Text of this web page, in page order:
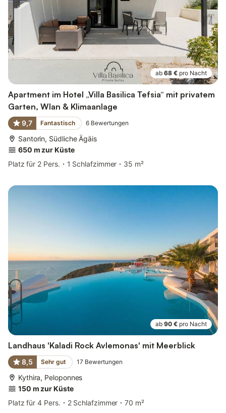
ab 68 € pro Nacht
Apartment im Hotel „Villa Basilica Tefsia“ mit privatem
Garten, Wlan & Klimaanlage
9,7 Fantastisch 6 Bewertungen
Santorin, Südliche Ägäis
650 m zur Küste
Platz für 2 Pers.
1 Schlafzimmer 35 m²
ab 90 € pro Nacht
Landhaus 'Kaladi Rock Avlemonas' mit Meerblick
8,5 Sehr gut 17 Bewertungen
Kythira, Peloponnes
150 m zur Küste
Platz für 4 Pers.
2 Schlafzimmer 70 m²